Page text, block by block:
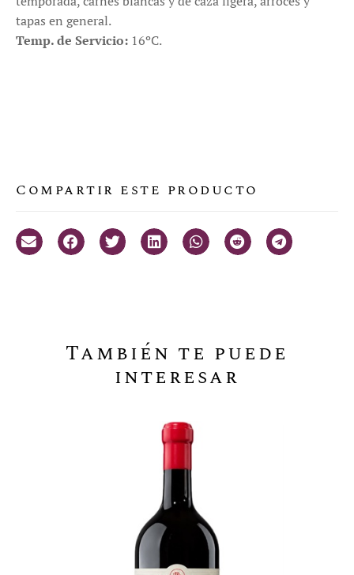
tapas en general.
Temp. de Servicio: 16ºC.
Compartir este producto
También te puede
interesar